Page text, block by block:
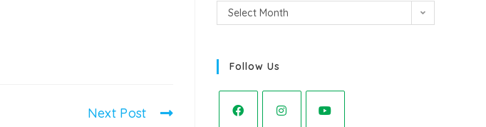
Next Post
Select Month
Follow Us